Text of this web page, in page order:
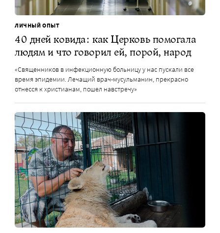
ЛИЧНЫЙ ОПЫТ
40 дней ковида: как Церковь помогала
людям и что говорил ей, порой, народ
«Священников в инфекционную больницу у нас пускали все
время эпидемии. Лечащий врач-мусульманин, прекрасно
отнесся к христианам, пошел навстречу»